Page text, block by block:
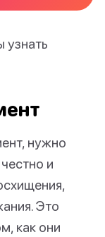
узнать
нужно
и
Это
как они